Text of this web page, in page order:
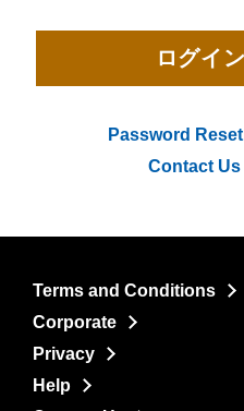
Password Reset
Contact Us
Terms and Conditions
Corporate
Privacy
Help